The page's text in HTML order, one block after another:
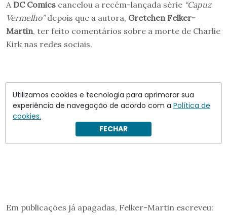
A DC Comics cancelou a recém-lançada série “Capuz
Vermelho”depois que a autora, Gretchen Felker-
Martin, ter feito comentários sobre a morte de Charlie
Kirk nas redes sociais.
Em publicações já apagadas, Felker-Martin escreveu:
Utilizamos cookies e tecnologia para aprimorar sua
experiência de navegação de acordo com a Política de
cookies.
FECHAR